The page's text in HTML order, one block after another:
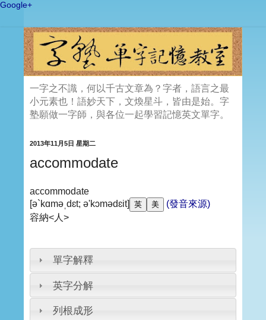
Google+
一字之不識，何以千古文章為？字者，語言之最
小元素也！語妙天下，文煥星斗，皆由是始。字
塾願做一字師，與各位一起學習記憶英文單字。
2013年11月5日 星期二
accommodate
accommodate
[ə`kɑməˌdɛt; ə'kɔmədɛit]
(發音來源)
容納<人>
單字解釋
英字分解
列根成形